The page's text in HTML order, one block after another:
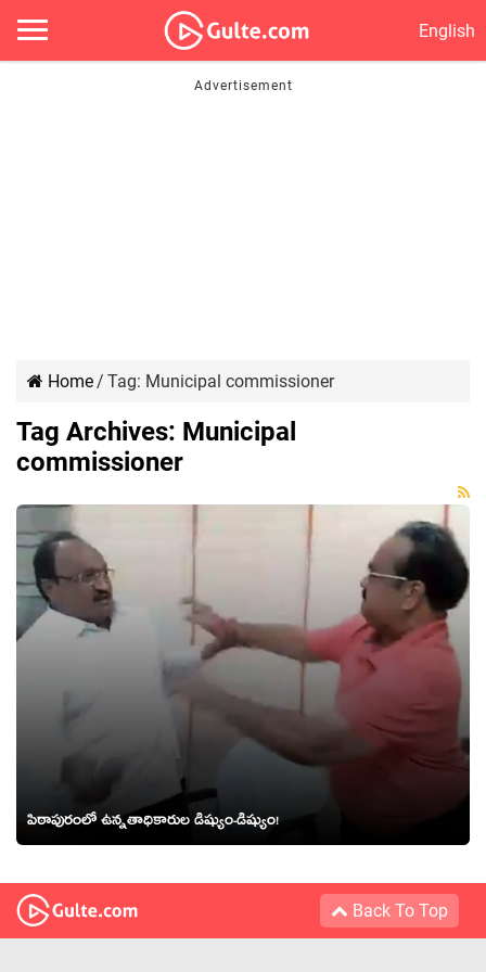
English
Home/ Tag: Municipal commissioner
Tag Archives: Municipal
commissioner
పిఠాపురంలో ఉన్న‌తాధికారుల డిష్యుం-డిష్యుం!
Back To Top